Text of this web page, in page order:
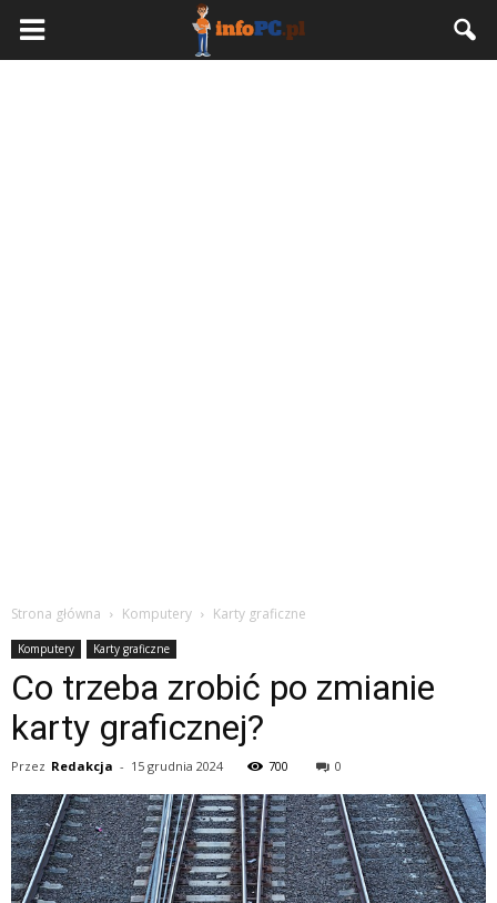
Strona główna Komputery Karty graficzne
Komputery Karty graficzne
Co trzeba zrobić po zmianie
karty graficznej?
Przez Redakcja - 15 grudnia 2024 700 0